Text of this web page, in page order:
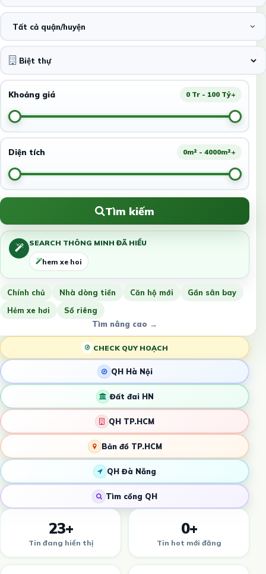
Tất cả quận/huyện
Khoảng giá 0 Tr - 100 Tỷ+
Diện tích 0m² - 4000m²+
Tìm kiếm
SEARCH THÔNG MINH ĐÃ HIỂU
hem xe hoi
Chính chủ Nhà dòng tiền Căn hộ mới
Gần sân bay
Hẻm xe hơi
Sổ riêng
Tìm nâng cao →
CHECK QUY HOẠCH
QH Hà Nội
Đất đai HN
QH TP.HCM
Bản đồ TP.HCM
QH Đà Nẵng
Tìm cổng QH
23+
Tin đang hiển thị
0+
Tin hot mới đăng